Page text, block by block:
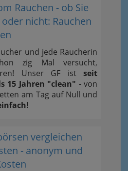
Rauchen - ob Sie
nicht: Rauchen
und jede Raucherin
zig Mal versucht,
Unser GF ist seit
15 Jahren "clean" - von
am Tag auf Null und
vergleichen
- anonym und